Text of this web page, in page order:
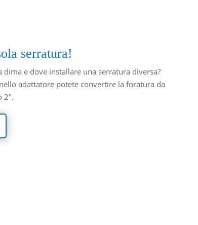
serratura!
e dove installare una serratura diversa?
adattatore potete convertire la foratura da
2".